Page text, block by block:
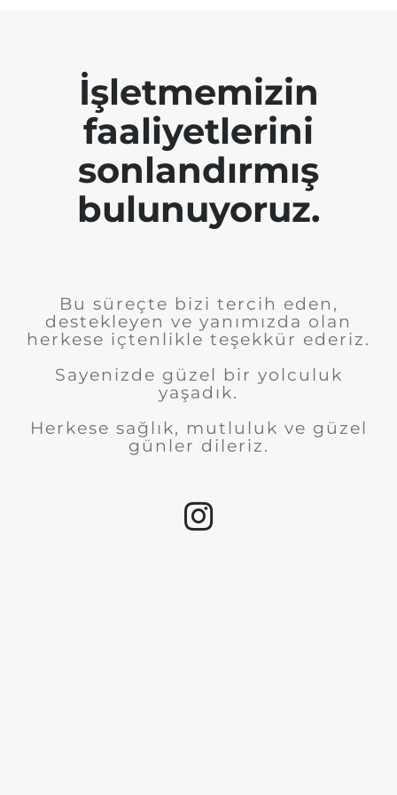
İşletmemizin
faaliyetlerini
sonlandırmış
bulunuyoruz.
Bu süreçte bizi tercih eden,
destekleyen ve yanımızda olan
herkese içtenlikle teşekkür ederiz.
Sayenizde güzel bir yolculuk
yaşadık.
Herkese sağlık, mutluluk ve güzel
günler dileriz.